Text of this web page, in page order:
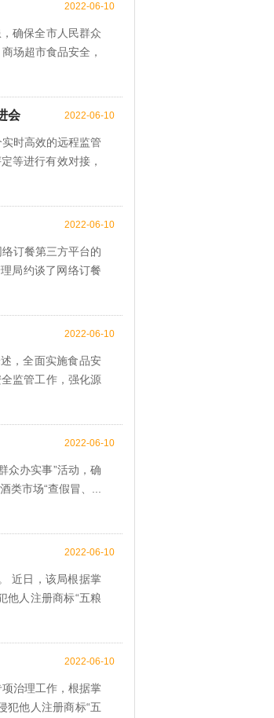
2022-06-10
确保全市人民群众
场超市食品安全，
会 2022-06-10
时高效的远程监管
等进行有效对接，
2022-06-10
订餐第三方平台的
局约谈了网络订餐
2022-06-10
，全面实施食品安
监管工作，强化源
2022-06-10
众办实事”活动，确
类市场“查假冒、...
2022-06-10
近日，该局根据掌
他人注册商标“五粮
2022-06-10
治理工作，根据掌
犯他人注册商标“五